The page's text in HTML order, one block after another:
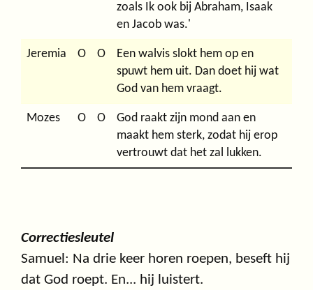
zoals Ik ook bij Abraham, Isaak
en Jacob was.'
Jeremia O O
Een walvis slokt hem op en
spuwt hem uit. Dan doet hij wat
God van hem vraagt.
Mozes O O
God raakt zijn mond aan en
maakt hem sterk, zodat hij erop
vertrouwt dat het zal lukken.
Correctiesleutel
Samuel: Na drie keer horen roepen, beseft hij
dat God roept. En... hij luistert.